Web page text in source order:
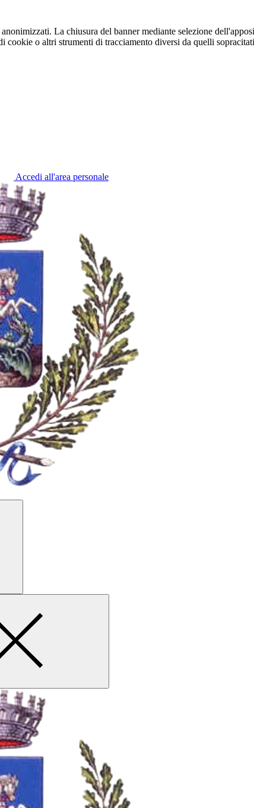
La chiusura del banner mediante selezione
cookie o altri strumenti di tracciamento diversi da quelli
Accedi all'area personale